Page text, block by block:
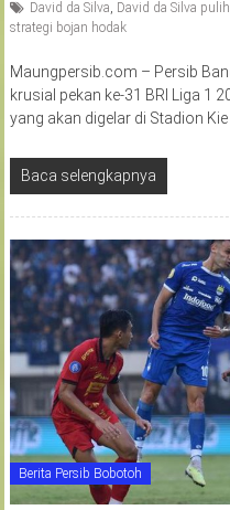
David da Silva David da Silva pulih
strategi bojan hodak
Maungpersib.com – Persib
krusial pekan ke-31 BRI Liga 1
yang akan digelar di Stadion Kie
Baca selengkapnya
Berita Persib Bobotoh